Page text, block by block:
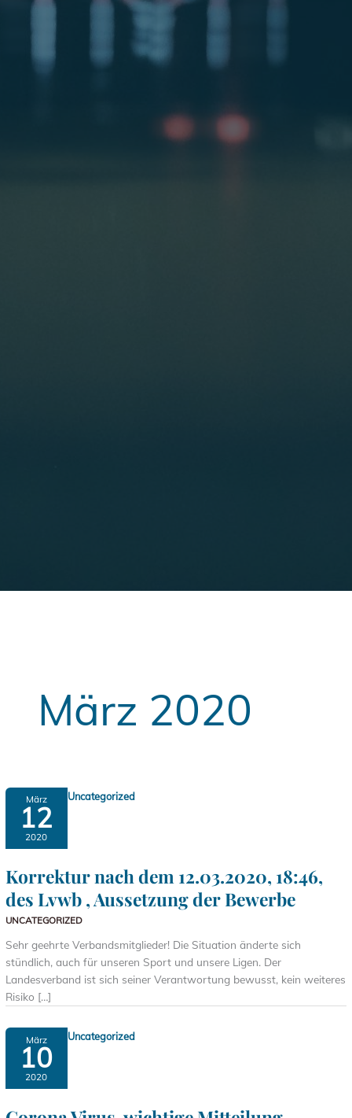
März 2020
März
12
2020
Uncategorized
Korrektur nach dem 12.03.2020, 18:46,
des Lvwb , Aussetzung der Bewerbe
UNCATEGORIZED
Sehr geehrte Verbandsmitglieder! Die Situation änderte sich
stündlich, auch für unseren Sport und unsere Ligen. Der
Landesverband ist sich seiner Verantwortung bewusst, kein weiteres
Risiko […]
März
10
2020
Uncategorized